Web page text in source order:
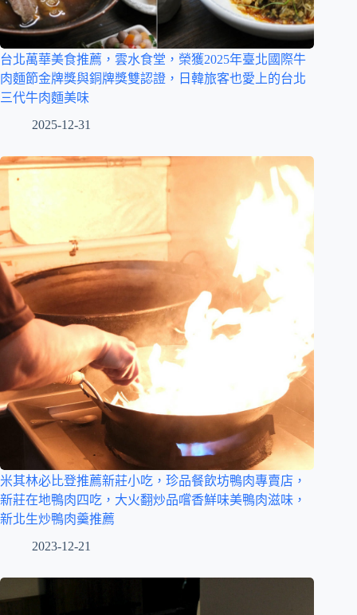
台北萬華美食推薦，雲水食堂，榮獲2025年臺北國際牛
肉麵節金牌獎與銅牌獎雙認證，日韓旅客也愛上的台北
三代牛肉麵美味
2025-12-31
米其林必比登推薦新莊小吃，珍品餐飲坊鴨肉專賣店，
新莊在地鴨肉四吃，大火翻炒品嚐香鮮味美鴨肉滋味，
新北生炒鴨肉羹推薦
2023-12-21